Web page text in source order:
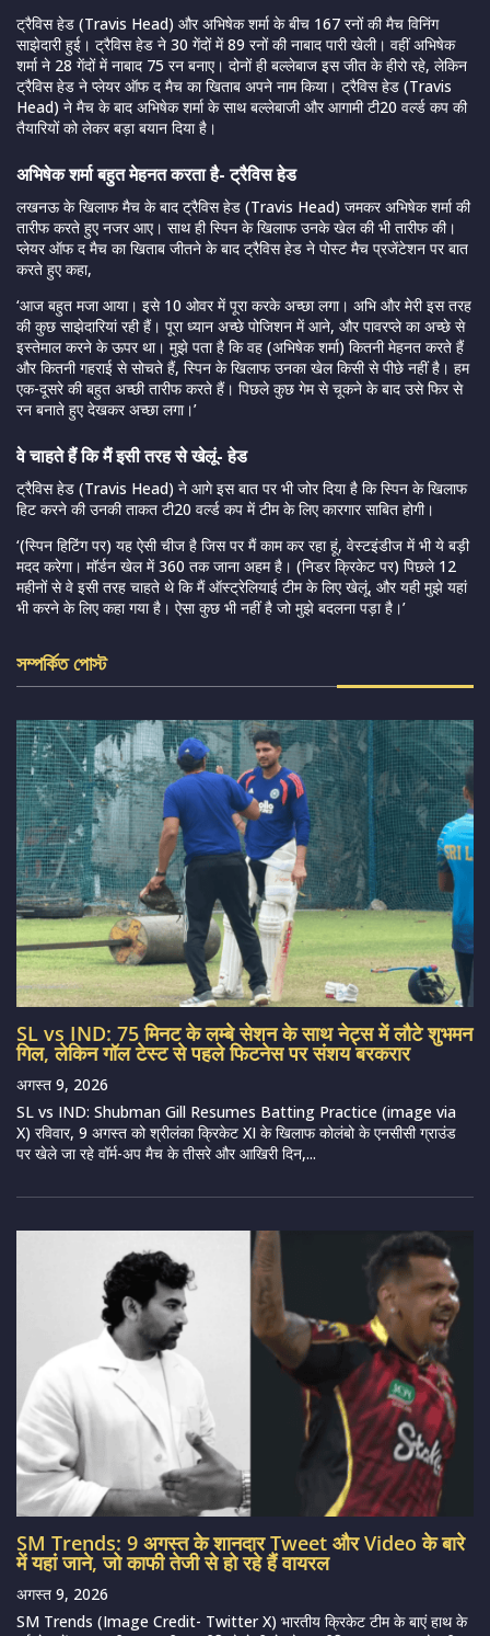
ट्रैविस हेड (Travis Head) और अभिषेक शर्मा के बीच 167 रनों की मैच विनिंग
साझेदारी हुई। ट्रैविस हेड ने 30 गेंदों में 89 रनों की नाबाद पारी खेली। वहीं अभिषेक
शर्मा ने 28 गेंदों में नाबाद 75 रन बनाए। दोनों ही बल्लेबाज इस जीत के हीरो रहे, लेकिन
ट्रैविस हेड ने प्लेयर ऑफ द मैच का खिताब अपने नाम किया। ट्रैविस हेड (Travis
Head) ने मैच के बाद अभिषेक शर्मा के साथ बल्लेबाजी और आगामी टी20 वर्ल्ड कप की
तैयारियों को लेकर बड़ा बयान दिया है।
अभिषेक शर्मा बहुत मेहनत करता है- ट्रैविस हेड
लखनऊ के खिलाफ मैच के बाद ट्रैविस हेड (Travis Head) जमकर अभिषेक शर्मा की
तारीफ करते हुए नजर आए। साथ ही स्पिन के खिलाफ उनके खेल की भी तारीफ की।
प्लेयर ऑफ द मैच का खिताब जीतने के बाद ट्रैविस हेड ने पोस्ट मैच प्रजेंटेशन पर बात
करते हुए कहा,
‘आज बहुत मजा आया। इसे 10 ओवर में पूरा करके अच्छा लगा। अभि और मेरी इस तरह
की कुछ साझेदारियां रही हैं। पूरा ध्यान अच्छे पोजिशन में आने, और पावरप्ले का अच्छे से
इस्तेमाल करने के ऊपर था। मुझे पता है कि वह (अभिषेक शर्मा) कितनी मेहनत करते हैं
और कितनी गहराई से सोचते हैं, स्पिन के खिलाफ उनका खेल किसी से पीछे नहीं है। हम
एक-दूसरे की बहुत अच्छी तारीफ करते हैं। पिछले कुछ गेम से चूकने के बाद उसे फिर से
रन बनाते हुए देखकर अच्छा लगा।’
वे चाहते हैं कि मैं इसी तरह से खेलूं- हेड
ट्रैविस हेड (Travis Head) ने आगे इस बात पर भी जोर दिया है कि स्पिन के खिलाफ
हिट करने की उनकी ताकत टी20 वर्ल्ड कप में टीम के लिए कारगार साबित होगी।
‘(स्पिन हिटिंग पर) यह ऐसी चीज है जिस पर मैं काम कर रहा हूं, वेस्टइंडीज में भी ये बड़ी
मदद करेगा। मॉर्डन खेल में 360 तक जाना अहम है। (निडर क्रिकेट पर) पिछले 12
महीनों से वे इसी तरह चाहते थे कि मैं ऑस्ट्रेलियाई टीम के लिए खेलूं, और यही मुझे यहां
भी करने के लिए कहा गया है। ऐसा कुछ भी नहीं है जो मुझे बदलना पड़ा है।’
সম্পর্কিত পোস্ট
SL vs IND: 75 मिनट के लम्बे सेशन के साथ नेट्स में लौटे शुभमन
गिल, लेकिन गॉल टेस्ट से पहले फिटनेस पर संशय बरकरार
अगस्त 9, 2026
SL vs IND: Shubman Gill Resumes Batting Practice (image via
X) रविवार, 9 अगस्त को श्रीलंका क्रिकेट XI के खिलाफ कोलंबो के एनसीसी ग्राउंड
पर खेले जा रहे वॉर्म-अप मैच के तीसरे और आखिरी दिन,...
SM Trends: 9 अगस्त के शानदार Tweet और Video के बारे
में यहां जाने, जो काफी तेजी से हो रहे हैं वायरल
अगस्त 9, 2026
SM Trends (Image Credit- Twitter X) भारतीय क्रिकेट टीम के बाएं हाथ के